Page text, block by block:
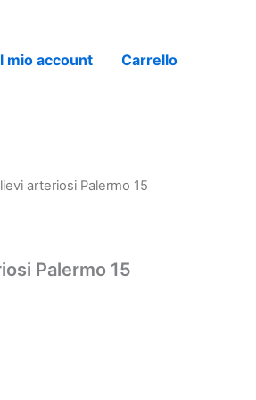
mio account Carrello
arteriosi Palermo 15
Palermo 15